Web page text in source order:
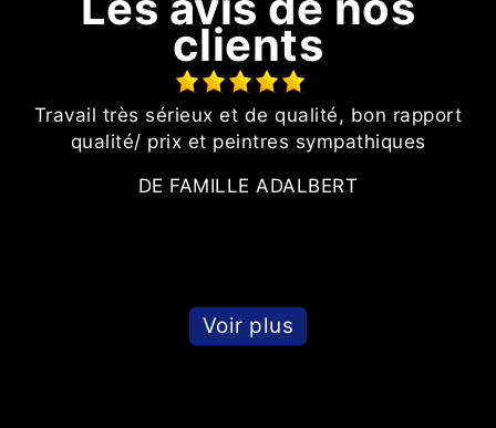
clients
Travail très sérieux et de qualité, bon rapport
qualité/ prix et peintres sympathiques
DE FAMILLE ADALBERT
Voir plus